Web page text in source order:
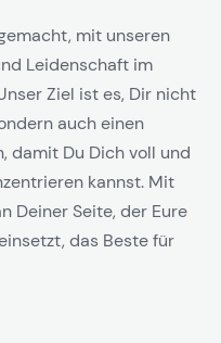
mit unseren
Leidenschaft im
Ziel ist es, Dir nicht
auch einen
damit Du Dich voll und
kannst. Mit
Deiner Seite, der Eure
das Beste für